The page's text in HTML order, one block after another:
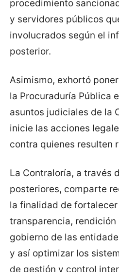
procedimiento
y servidores públicos
involucrados según el
posterior.
Asimismo, exhortó
la Procuraduría Pública
asuntos judiciales de la
inicie las acciones
contra quienes resulten
La Contraloría, a través
posteriores, comparte
la finalidad de
transparencia, rendición
gobierno de las
y así optimizar los
de gestión y control